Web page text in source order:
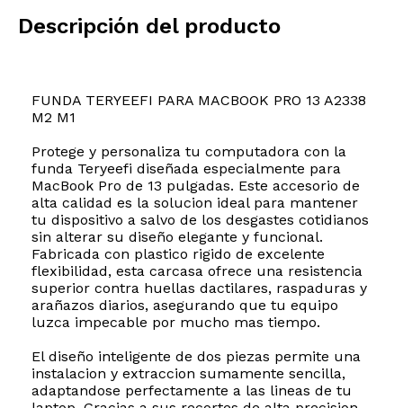
Descripción del producto
FUNDA TERYEEFI PARA MACBOOK PRO 13 A2338
M2 M1
Protege y personaliza tu computadora con la
funda Teryeefi diseñada especialmente para
MacBook Pro de 13 pulgadas. Este accesorio de
alta calidad es la solucion ideal para mantener
tu dispositivo a salvo de los desgastes cotidianos
sin alterar su diseño elegante y funcional.
Fabricada con plastico rigido de excelente
flexibilidad, esta carcasa ofrece una resistencia
superior contra huellas dactilares, raspaduras y
arañazos diarios, asegurando que tu equipo
luzca impecable por mucho mas tiempo.
El diseño inteligente de dos piezas permite una
instalacion y extraccion sumamente sencilla,
adaptandose perfectamente a las lineas de tu